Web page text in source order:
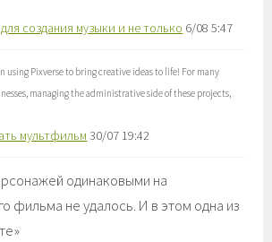
создания музыки и не только 6/08 5:47
using Pixverse to bring creative ideas to life! For many
managing the administrative side of these projects,
мультфильм 30/07 19:42
одинаковыми на
фильма не удалось. И в этом одна из
»